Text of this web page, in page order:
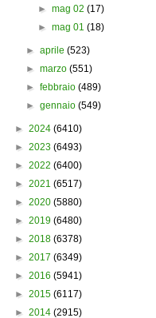
► mag 02 (17)
► mag 01 (18)
►aprile (523)
►marzo (551)
►febbraio (489)
►gennaio (549)
► 2024 (6410)
► 2023 (6493)
► 2022 (6400)
► 2021 (6517)
► 2020 (5880)
► 2019 (6480)
► 2018 (6378)
► 2017 (6349)
► 2016 (5941)
► 2015 (6117)
► 2014 (2915)